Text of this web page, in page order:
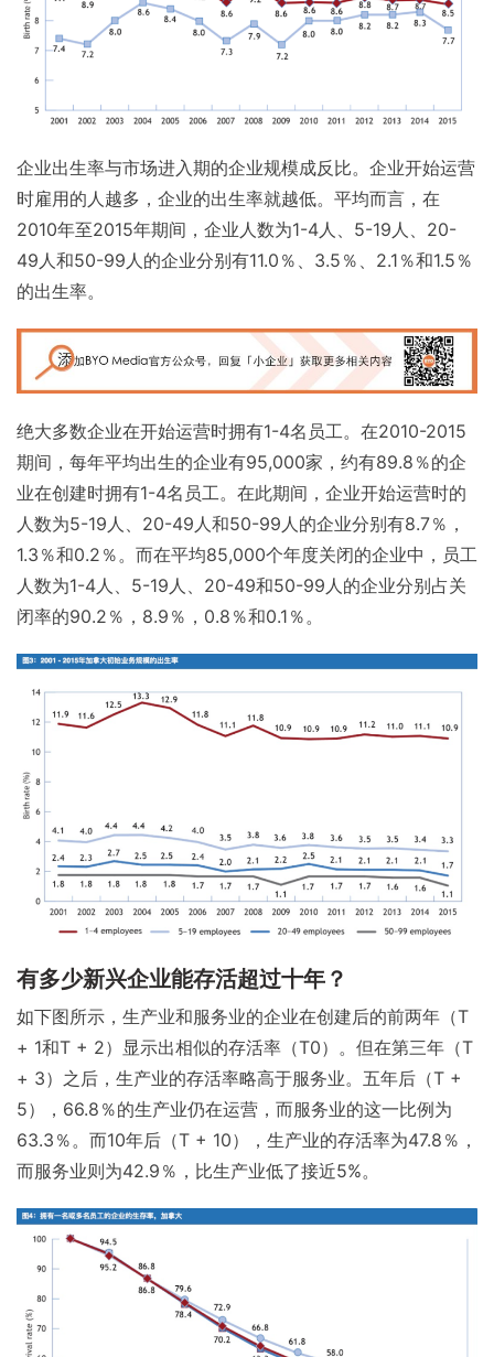
企业出生率与市场进入期的企业规模成反比。企业开始运营
时雇用的人越多，企业的出生率就越低。平均而言，在
2010年至2015年期间，企业人数为1-4人、5-19人、20-
49人和50-99人的企业分别有11.0％、3.5％、2.1％和1.5％
的出生率。
绝大多数企业在开始运营时拥有1-4名员工。在2010-2015
期间，每年平均出生的企业有95,000家，约有89.8％的企
业在创建时拥有1-4名员工。在此期间，企业开始运营时的
人数为5-19人、20-49人和50-99人的企业分别有8.7％，
1.3％和0.2％。而在平均85,000个年度关闭的企业中，员工
人数为1-4人、5-19人、20-49和50-99人的企业分别占关
闭率的90.2％，8.9％，0.8％和0.1％。
有多少新兴企业能存活超过十年？
如下图所示，生产业和服务业的企业在创建后的前两年（T
+ 1和T + 2）显示出相似的存活率（T0）。但在第三年（T
+ 3）之后，生产业的存活率略高于服务业。五年后（T +
5），66.8％的生产业仍在运营，而服务业的这一比例为
63.3％。而10年后（T + 10），生产业的存活率为47.8％，
而服务业则为42.9％，比生产业低了接近5%。